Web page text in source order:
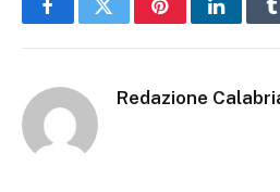
FacebookTwitterPinterest
Redazione